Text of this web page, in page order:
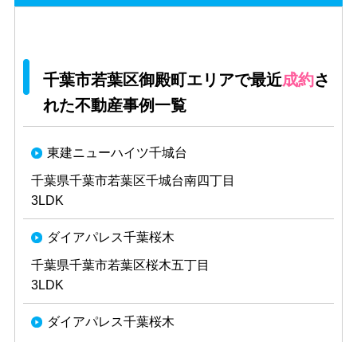
千葉市若葉区御殿町エリアで最近成約さ
れた不動産事例一覧
東建ニューハイツ千城台
千葉県千葉市若葉区千城台南四丁目
3LDK
ダイアパレス千葉桜木
千葉県千葉市若葉区桜木五丁目
3LDK
ダイアパレス千葉桜木